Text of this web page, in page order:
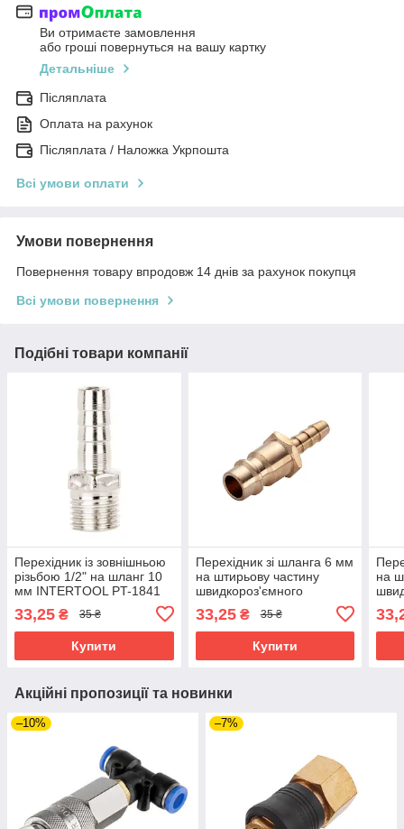
Ви отримаєте замовлення
або гроші повернуться на вашу картку
Детальніше
Післяплата
Оплата на рахунок
Післяплата / Наложка Укрпошта
Всі умови оплати
Умови повернення
Повернення товару впродовж 14 днів за рахунок покупця
Всі умови повернення
Подібні товари компанії
Перехідник із зовнішньою
різьбою 1/2" на шланг 10
мм INTERTOOL PT-1841
33,25 ₴ 35 ₴
Купити
Перехідник зі шланга 6 мм
на штирьову частину
швидкороз'ємного
з'єднання INTERTOOL PT-
1821
33,25₴ 35 ₴
Купити
на
Акційні пропозиції та новинки
–10% –7%